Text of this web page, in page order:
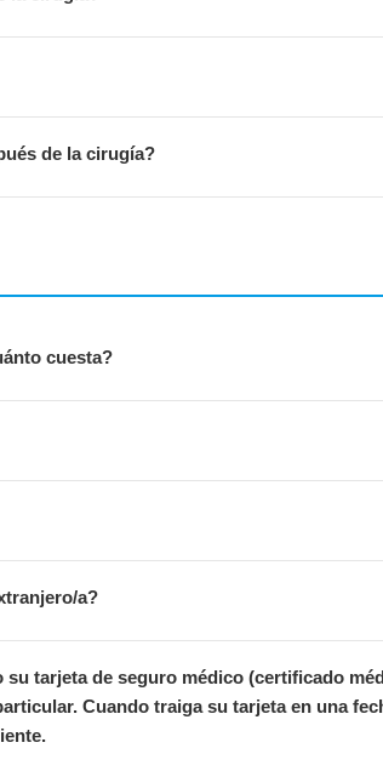
de la cirugía?
cuesta?
a?
tarjeta de seguro médico (certificado
Cuando traiga su tarjeta en una